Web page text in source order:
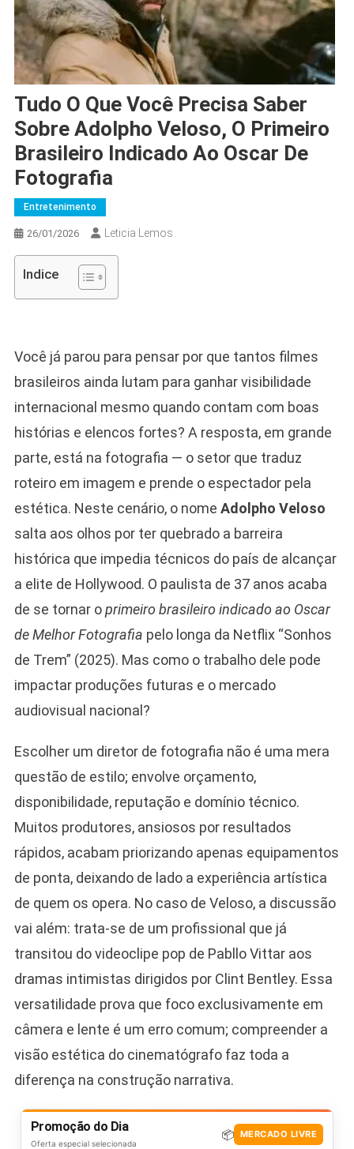
Tudo O Que Você Precisa Saber
Sobre Adolpho Veloso, O Primeiro
Brasileiro Indicado Ao Oscar De
Fotografia
Entretenimento
26/01/2026 Leticia Lemos
Indice
Você já parou para pensar por que tantos filmes
brasileiros ainda lutam para ganhar visibilidade
internacional mesmo quando contam com boas
histórias e elencos fortes? A resposta, em grande
parte, está na fotografia — o setor que traduz
roteiro em imagem e prende o espectador pela
estética. Neste cenário, o nome Adolpho Veloso
salta aos olhos por ter quebrado a barreira
histórica que impedia técnicos do país de alcançar
a elite de Hollywood. O paulista de 37 anos acaba
de se tornar oprimeiro brasileiro indicado ao Oscar
de Melhor Fotografia pelo longa da Netflix “Sonhos
de Trem” (2025). Mas como o trabalho dele pode
impactar produções futuras e o mercado
audiovisual nacional?
Escolher um diretor de fotografia não é uma mera
questão de estilo; envolve orçamento,
disponibilidade, reputação e domínio técnico.
Muitos produtores, ansiosos por resultados
rápidos, acabam priorizando apenas equipamentos
de ponta, deixando de lado a experiência artística
de quem os opera. No caso de Veloso, a discussão
vai além: trata-se de um profissional que já
transitou do videoclipe pop de Pabllo Vittar aos
dramas intimistas dirigidos por Clint Bentley. Essa
versatilidade prova que foco exclusivamente em
câmera e lente é um erro comum; compreender a
visão estética do cinematógrafo faz toda a
diferença na construção narrativa.
Promoção do Dia
Oferta especial selecionada
📦 MERCADO LIVRE